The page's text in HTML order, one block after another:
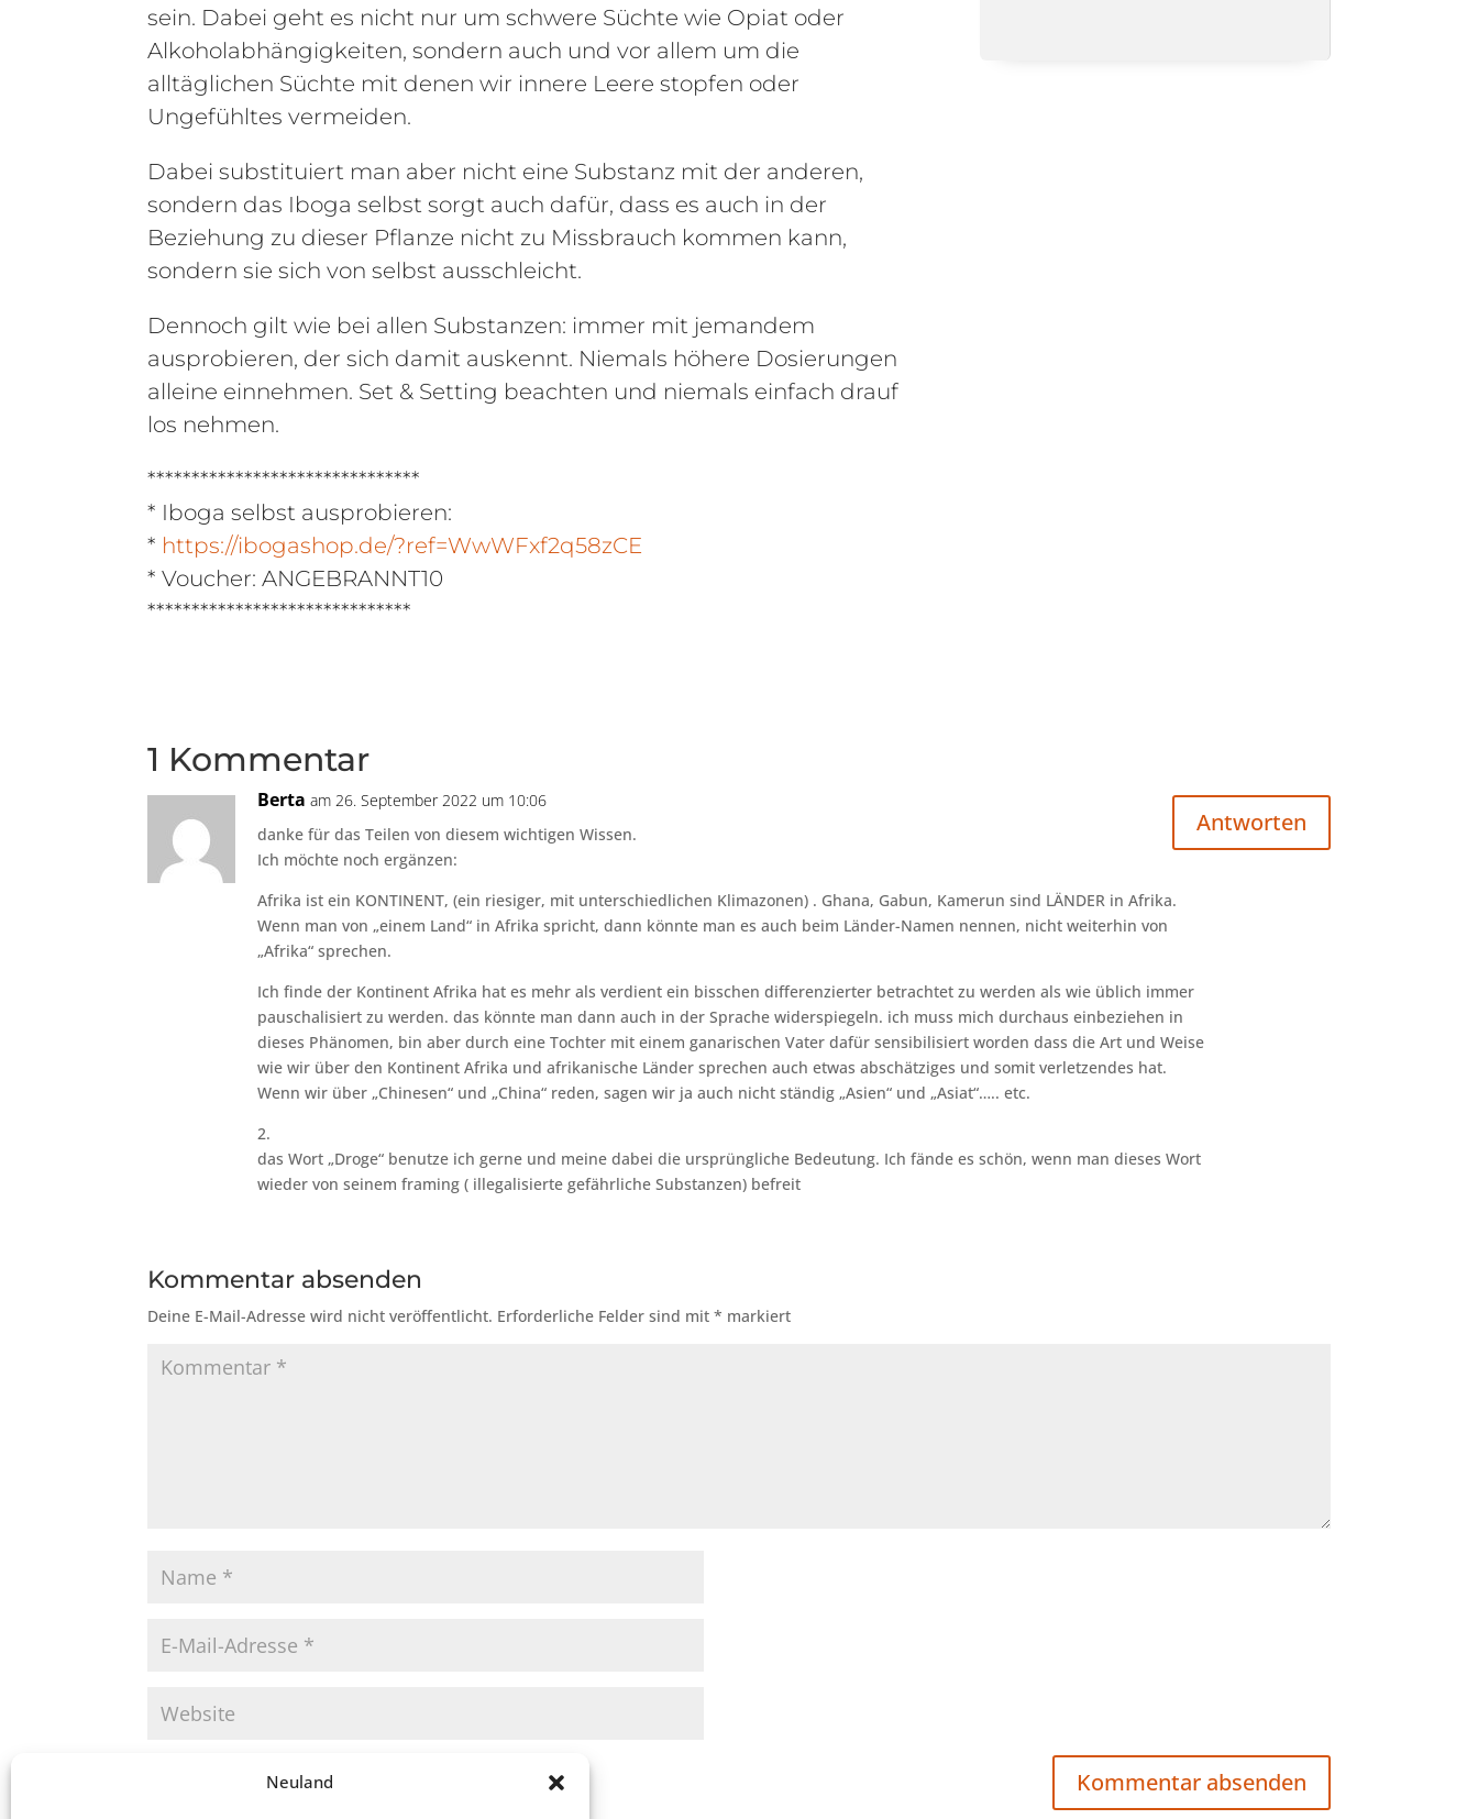
Neuland
sein. Dabei geht es nicht nur um schwere Süchte wie Opiat oder
Alkoholabhängigkeiten, sondern auch und vor allem um die
alltäglichen Süchte mit denen wir innere Leere stopfen oder
Ungefühltes vermeiden.
Dabei substituiert man aber nicht eine Substanz mit der anderen,
sondern das Iboga selbst sorgt auch dafür, dass es auch in der
Beziehung zu dieser Pflanze nicht zu Missbrauch kommen kann,
sondern sie sich von selbst ausschleicht.
Dennoch gilt wie bei allen Substanzen: immer mit jemandem
ausprobieren, der sich damit auskennt. Niemals höhere Dosierungen
alleine einnehmen. Set & Setting beachten und niemals einfach drauf
los nehmen.
*******************************
* Iboga selbst ausprobieren:
* https://ibogashop.de/?ref=WwWFxf2q58zCE
* Voucher: ANGEBRANNT10
******************************
1 Kommentar
Berta am 26. September 2022 um 10:06
danke für das Teilen von diesem wichtigen Wissen.
Ich möchte noch ergänzen:
Afrika ist ein KONTINENT, (ein riesiger, mit unterschiedlichen Klimazonen) . Ghana, Gabun, Kamerun sind LÄNDER in Afrika.
Wenn man von „einem Land“ in Afrika spricht, dann könnte man es auch beim Länder-Namen nennen, nicht weiterhin von
„Afrika“ sprechen.
Ich finde der Kontinent Afrika hat es mehr als verdient ein bisschen differenzierter betrachtet zu werden als wie üblich immer
pauschalisiert zu werden. das könnte man dann auch in der Sprache widerspiegeln. ich muss mich durchaus einbeziehen in
dieses Phänomen, bin aber durch eine Tochter mit einem ganarischen Vater dafür sensibilisiert worden dass die Art und Weise
wie wir über den Kontinent Afrika und afrikanische Länder sprechen auch etwas abschätziges und somit verletzendes hat.
Wenn wir über „Chinesen“ und „China“ reden, sagen wir ja auch nicht ständig „Asien“ und „Asiat“….. etc.
2.
das Wort „Droge“ benutze ich gerne und meine dabei die ursprüngliche Bedeutung. Ich fände es schön, wenn man dieses Wort
wieder von seinem framing ( illegalisierte gefährliche Substanzen) befreit
Antworten
Kommentar absenden
Deine E-Mail-Adresse wird nicht veröffentlicht. Erforderliche Felder sind mit* markiert